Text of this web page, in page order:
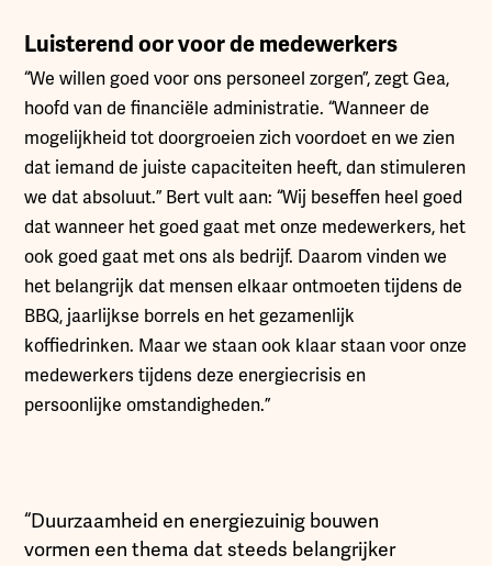
Luisterend oor voor de medewerkers
“We willen goed voor ons personeel zorgen”, zegt Gea,
hoofd van de financiële administratie. “Wanneer de
mogelijkheid tot doorgroeien zich voordoet en we zien
dat iemand de juiste capaciteiten heeft, dan stimuleren
we dat absoluut.” Bert vult aan: “Wij beseffen heel goed
dat wanneer het goed gaat met onze medewerkers, het
ook goed gaat met ons als bedrijf. Daarom vinden we
het belangrijk dat mensen elkaar ontmoeten tijdens de
BBQ, jaarlijkse borrels en het gezamenlijk
koffiedrinken. Maar we staan ook klaar staan voor onze
medewerkers tijdens deze energiecrisis en
persoonlijke omstandigheden.”
“Duurzaamheid en energiezuinig bouwen
vormen een thema dat steeds belangrijker